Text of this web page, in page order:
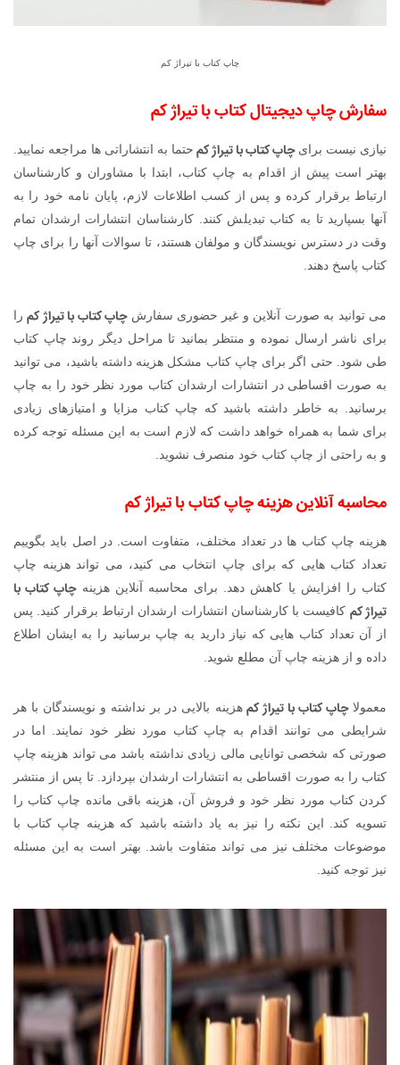
چاپ کتاب با تیراژ کم
سفارش چاپ دیجیتال کتاب با تیراژ کم
نیازی نیست برایچاپ کتاب با تیراژ کم حتما به انتشاراتی ها مراجعه نمایید.
بهتر است پیش از اقدام به چاپ کتاب، ابتدا با مشاوران و کارشناسان
ارتباط برقرار کرده و پس از کسب اطلاعات لازم، پایان نامه خود را به
آنها بسپارید تا به کتاب تبدیلش کنند. کارشناسان انتشارات ارشدان تمام
وقت در دسترس نویسندگان و مولفان هستند، تا سوالات آنها را برای چاپ
کتاب پاسخ دهند.
می توانید به صورت آنلاین و غیر حضوری سفارشچاپ کتاب با تیراژ کمرا
برای ناشر ارسال نموده و منتظر بمانید تا مراحل دیگر روند چاپ کتاب
طی شود. حتی اگر برای چاپ کتاب مشکل هزینه داشته باشید، می توانید
به صورت اقساطی در انتشارات ارشدان کتاب مورد نظر خود را به چاپ
برسانید. به خاطر داشته باشید که چاپ کتاب مزایا و امتیازهای زیادی
برای شما به همراه خواهد داشت که لازم است به این مسئله توجه کرده
و به راحتی از چاپ کتاب خود منصرف نشوید.
محاسبه آنلاین هزینهچاپ کتاب با تیراژ کم
هزینه چاپ کتاب ها در تعداد مختلف، متفاوت است. در اصل باید بگوییم
تعداد کتاب هایی که برای چاپ انتخاب می کنید، می تواند هزینه چاپ
کتاب را افزایش یا کاهش دهد. برای محاسبه آنلاین هزینهچاپ کتاب با
تیراژ کم کافیست با کارشناسان انتشارات ارشدان ارتباط برقرار کنید. پس
از آن تعداد کتاب هایی که نیاز دارید به چاپ برسانید را به ایشان اطلاع
داده و از هزینه چاپ آن مطلع شوید.
معمولاچاپ کتاب با تیراژ کمهزینه بالایی در بر نداشته و نویسندگان با هر
شرایطی می توانند اقدام به چاپ کتاب مورد نظر خود نمایند. اما در
صورتی که شخصی توانایی مالی زیادی نداشته باشد می تواند هزینه چاپ
کتاب را به صورت اقساطی به انتشارات ارشدان بپردازد. تا پس از منتشر
کردن کتاب مورد نظر خود و فروش آن، هزینه باقی مانده چاپ کتاب را
تسویه کند. این نکته را نیز به یاد داشته باشید که هزینه چاپ کتاب با
موضوعات مختلف نیز می تواند متفاوت باشد. بهتر است به این مسئله
نیز توجه کنید.